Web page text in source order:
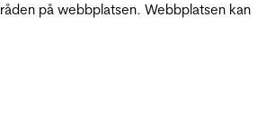
på webbplatsen. Webbplatsen kan